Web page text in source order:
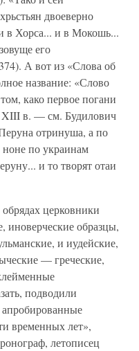
двоеверно
в Хорса... и в Мокошь...
его
А вот из «Слова об
название: «Слово
како первое погани
XIII в. — см. Будилович
отринуша, а по
по украинам
и то творят отаи
церковники
иноверческие образцы,
и иудейские,
— греческие,
подводили
временных лет»,
летописец